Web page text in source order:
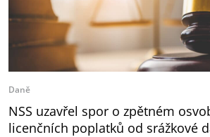
Daně
NSS uzavřel spor o zpětném
licenčních poplatků od srážkové